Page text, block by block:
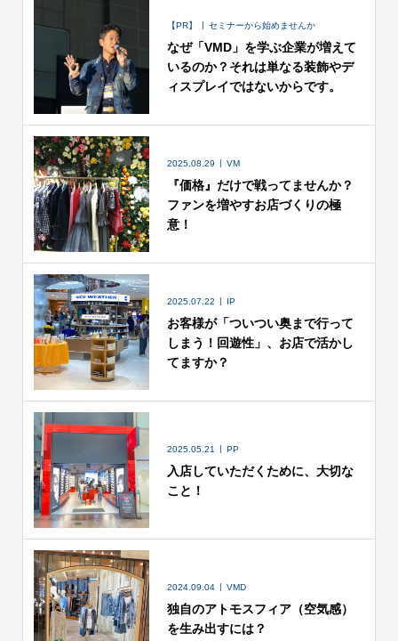
【PR】 セミナーから始めませんか
なぜ「VMD」を学ぶ企業が増えて
いるのか？それは単なる装飾やデ
ィスプレイではないからです。
2025.08.29 VM
『価格』だけで戦ってませんか？
ファンを増やすお店づくりの極
意！
2025.07.22 IP
お客様が「ついつい奥まで行って
しまう！回遊性」、お店で活かし
てますか？
2025.05.21 PP
入店していただくために、大切な
こと！
2024.09.04 VMD
独自のアトモスフィア（空気感）
を生み出すには？